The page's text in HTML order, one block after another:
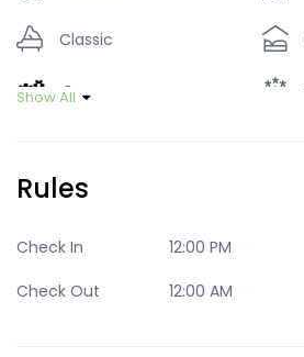
Classic
Green
Quite
Trendy
Show All
Rules
Check In
12:00 PM
Check Out
12:00 AM